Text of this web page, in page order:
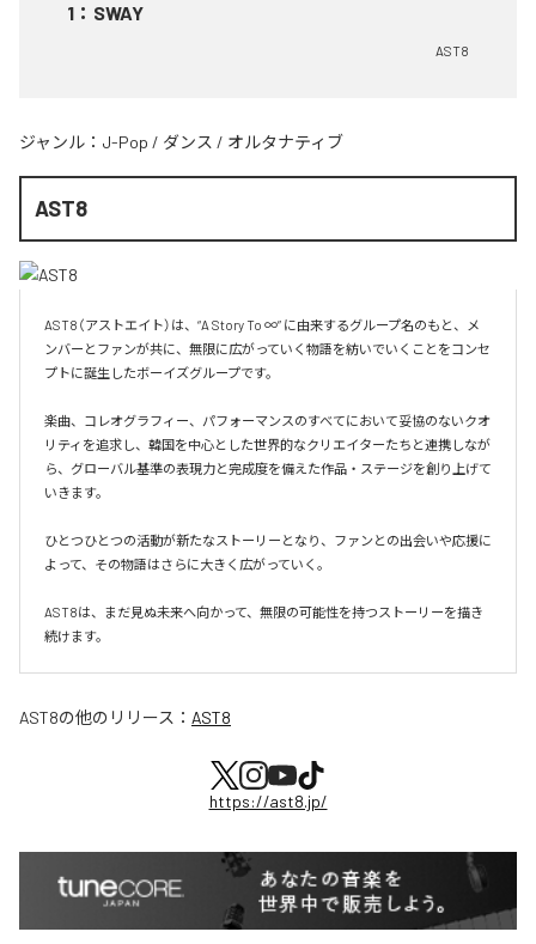
1 ： SWAY
AST8
ジャンル： J-Pop / ダンス / オルタナティブ
AST8
AST8（アストエイト）は、“A Story To ∞” に由来するグループ名のもと、メ
ンバーとファンが共に、無限に広がっていく物語を紡いでいくことをコンセ
プトに誕生したボーイズグループです。
楽曲、コレオグラフィー、パフォーマンスのすべてにおいて妥協のないクオ
リティを追求し、韓国を中心とした世界的なクリエイターたちと連携しなが
ら、グローバル基準の表現力と完成度を備えた作品・ステージを創り上げて
いきます。
ひとつひとつの活動が新たなストーリーとなり、ファンとの出会いや応援に
よって、その物語はさらに大きく広がっていく。
AST8は、まだ見ぬ未来へ向かって、無限の可能性を持つストーリーを描き
続けます。
AST8の他のリリース： AST8
https://ast8.jp/